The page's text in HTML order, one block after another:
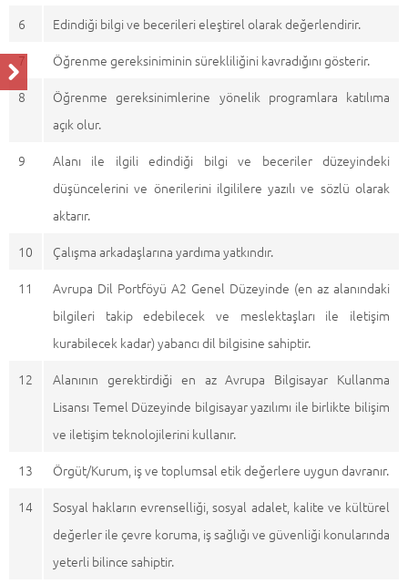
6
Edindiği bilgi ve becerileri eleştirel olarak değerlendirir.
7
Öğrenme gereksiniminin sürekliliğini kavradığını gösterir.
8
Öğrenme gereksinimlerine yönelik programlara katılıma
açık olur.
9
Alanı ile ilgili edindiği bilgi ve beceriler düzeyindeki
düşüncelerini ve önerilerini ilgililere yazılı ve sözlü olarak
aktarır.
10
Çalışma arkadaşlarına yardıma yatkındır.
11
Avrupa Dil Portföyü A2 Genel Düzeyinde (en az alanındaki
bilgileri takip edebilecek ve meslektaşları ile iletişim
kurabilecek kadar) yabancı dil bilgisine sahiptir.
12
Alanının gerektirdiği en az Avrupa Bilgisayar Kullanma
Lisansı Temel Düzeyinde bilgisayar yazılımı ile birlikte bilişim
ve iletişim teknolojilerini kullanır.
13
Örgüt/Kurum, iş ve toplumsal etik değerlere uygun davranır.
14
Sosyal hakların evrenselliği, sosyal adalet, kalite ve kültürel
değerler ile çevre koruma, iş sağlığı ve güvenliği konularında
yeterli bilince sahiptir.